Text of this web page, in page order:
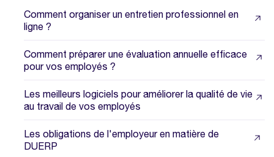
Comment organiser un entretien professionnel en
ligne ?
Comment préparer une évaluation annuelle efficace
pour vos employés ?
Les meilleurs logiciels pour améliorer la qualité de vie
au travail de vos employés
Les obligations de l'employeur en matière de
DUERP